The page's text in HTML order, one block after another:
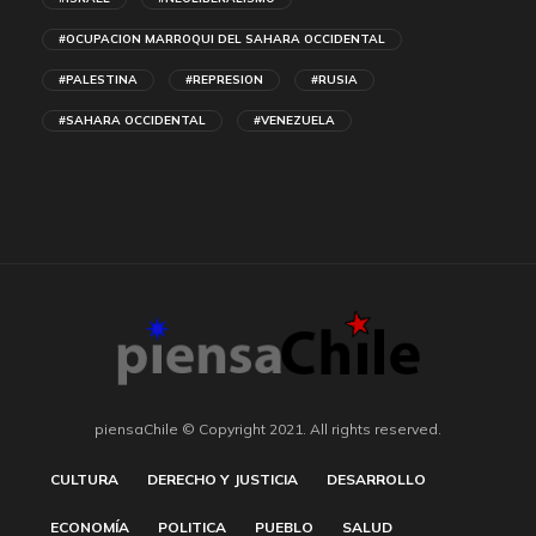
#OCUPACION MARROQUI DEL SAHARA OCCIDENTAL
#PALESTINA #REPRESION #RUSIA
#SAHARA OCCIDENTAL #VENEZUELA
piensaChile © Copyright 2021. All rights reserved.
CULTURA DERECHO Y JUSTICIA DESARROLLO
ECONOMÍA POLITICA PUEBLO SALUD